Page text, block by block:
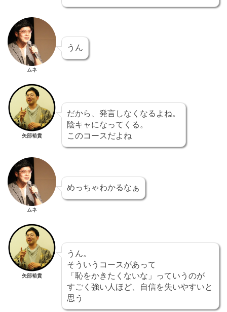
ムネ
うん
矢部裕貴
だから、発言しなくなるよね。
陰キャになってくる。
このコースだよね
ムネ
めっちゃわかるなぁ
矢部裕貴
うん。
そういうコースがあって
「恥をかきたくないな」っていうのが
すごく強い人ほど、自信を失いやすいと
思う